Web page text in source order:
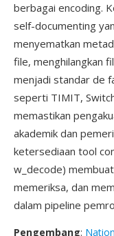
berbagai encoding.
self-documenting
menyematkan
file, menghilangkan
menjadi standar de
seperti TIMIT,
memastikan
akademik dan
ketersediaan tool
w_decode)
memeriksa, dan
dalam pipeline
Pengembang: